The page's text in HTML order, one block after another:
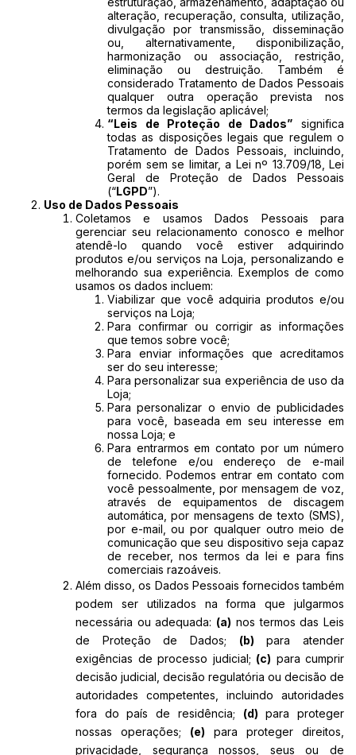
alteração, recuperação, consulta, utilização,
divulgação por transmissão, disseminação
ou, alternativamente, disponibilização,
harmonização ou associação, restrição,
eliminação ou destruição. Também é
considerado Tratamento de Dados Pessoais
qualquer outra operação prevista nos
termos da legislação aplicável;
“Leis de Proteção de Dados” significa
todas as disposições legais que regulem o
Tratamento de Dados Pessoais, incluindo,
porém sem se limitar, a Lei nº 13.709/18, Lei
Geral de Proteção de Dados Pessoais
(“LGPD”).
Uso de Dados Pessoais
Coletamos e usamos Dados Pessoais para
gerenciar seu relacionamento conosco e melhor
atendê-lo quando você estiver adquirindo
produtos e/ou serviços na Loja, personalizando e
melhorando sua experiência. Exemplos de como
usamos os dados incluem:
Viabilizar que você adquiria produtos e/ou
serviços na Loja;
Para confirmar ou corrigir as informações
que temos sobre você;
Para enviar informações que acreditamos
ser do seu interesse;
Para personalizar sua experiência de uso da
Loja;
Para personalizar o envio de publicidades
para você, baseada em seu interesse em
nossa Loja; e
Para entrarmos em contato por um número
de telefone e/ou endereço de e-mail
fornecido. Podemos entrar em contato com
você pessoalmente, por mensagem de voz,
através de equipamentos de discagem
automática, por mensagens de texto (SMS),
por e-mail, ou por qualquer outro meio de
comunicação que seu dispositivo seja capaz
de receber, nos termos da lei e para fins
comerciais razoáveis.
Além disso, os Dados Pessoais fornecidos também
podem ser utilizados na forma que julgarmos
necessária ou adequada: (a) nos termos das Leis
de Proteção de Dados; (b) para atender
exigências de processo judicial; (c) para cumprir
decisão judicial, decisão regulatória ou decisão de
autoridades competentes, incluindo autoridades
fora do país de residência; (d) para proteger
nossas operações; (e) para proteger direitos,
privacidade, segurança nossos, seus ou de